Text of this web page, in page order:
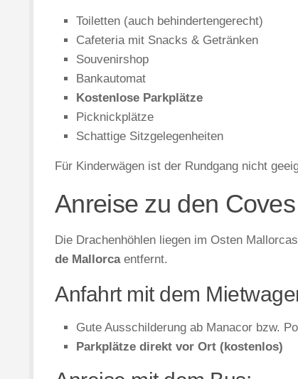
Toiletten (auch behindertengerecht)
Cafeteria mit Snacks & Getränken
Souvenirshop
Bankautomat
Kostenlose Parkplätze
Picknickplätze
Schattige Sitzgelegenheiten
Für Kinderwägen ist der Rundgang nicht
Anreise zu den
Die Drachenhöhlen liegen im Osten
de Mallorcaentfernt.
Anfahrt mit dem
Gute Ausschilderung ab Manacor bzw.
Parkplätze direkt vor Ort (kostenlos)